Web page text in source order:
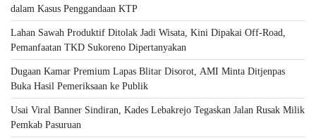
dalam Kasus Penggandaan KTP
Lahan Sawah Produktif Ditolak Jadi Wisata, Kini Dipakai Off-Road,
Pemanfaatan TKD Sukoreno Dipertanyakan
Dugaan Kamar Premium Lapas Blitar Disorot, AMI Minta Ditjenpas
Buka Hasil Pemeriksaan ke Publik
Usai Viral Banner Sindiran, Kades Lebakrejo Tegaskan Jalan Rusak Milik
Pemkab Pasuruan